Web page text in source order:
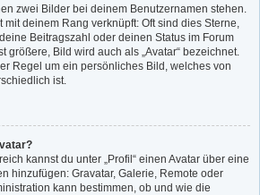
zwei Bilder bei deinem Benutzernamen stehen.
mit deinem Rang verknüpft: Oft sind dies Sterne,
Beitragszahl oder deinen Status im Forum
größere, Bild wird auch als „Avatar“ bezeichnet.
Regel um ein persönliches Bild, welches von
ist.
kannst du unter „Profil“ einen Avatar über eine
hinzufügen: Gravatar, Galerie, Remote oder
kann bestimmen, ob und wie die